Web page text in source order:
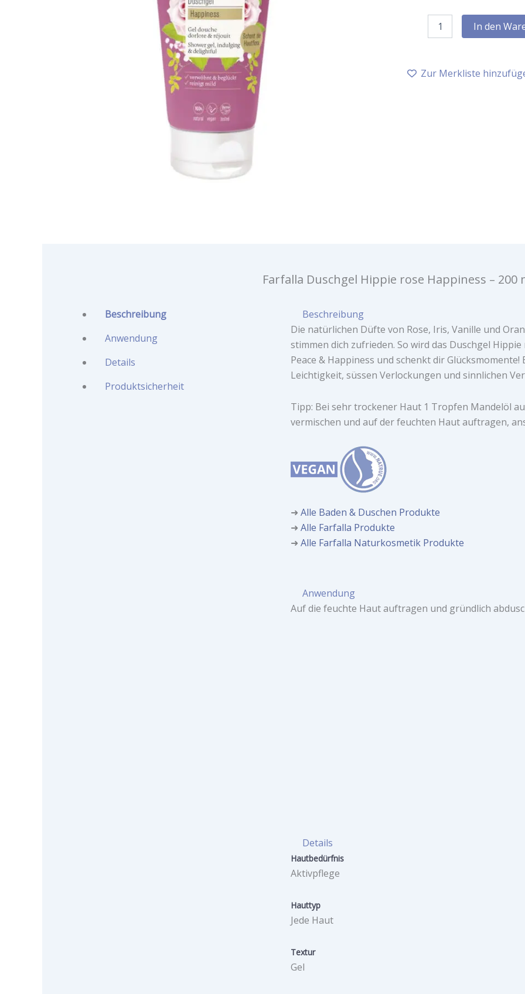
Happiness
In den
Zur Merkliste
Farfalla Duschgel Hippie rose Happiness – 200
Beschreibung
Anwendung
Details
Produktsicherheit
Beschreibung
Die natürlichen Düfte von Rose, Iris, Vanille und
stimmen dich zufrieden. So wird das Duschgel
Peace & Happiness und schenkt dir
Leichtigkeit, süssen Verlockungen und sinnlichen
Tipp: Bei sehr trockener Haut 1 Tropfen Mandelöl
vermischen und auf der feuchten Haut auftragen,
➜ Alle Baden & Duschen Produkte
➜ Alle Farfalla Produkte
➜ Alle Farfalla Naturkosmetik Produkte
Anwendung
Auf die feuchte Haut auftragen und gründlich
Details
Hautbedürfnis
Aktivpflege
Hauttyp
Jede Haut
Textur
Gel